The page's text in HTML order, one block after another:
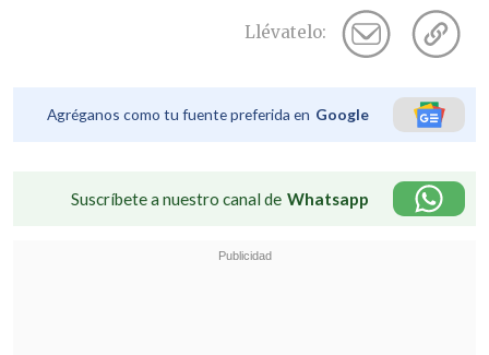
Llévatelo:
Agréganos como tu fuente preferida en Google
Suscríbete a nuestro canal de Whatsapp